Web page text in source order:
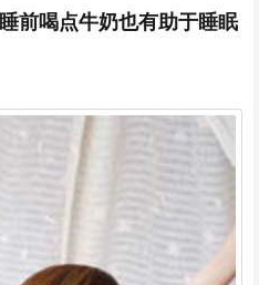
前喝点牛奶也有助于睡眠